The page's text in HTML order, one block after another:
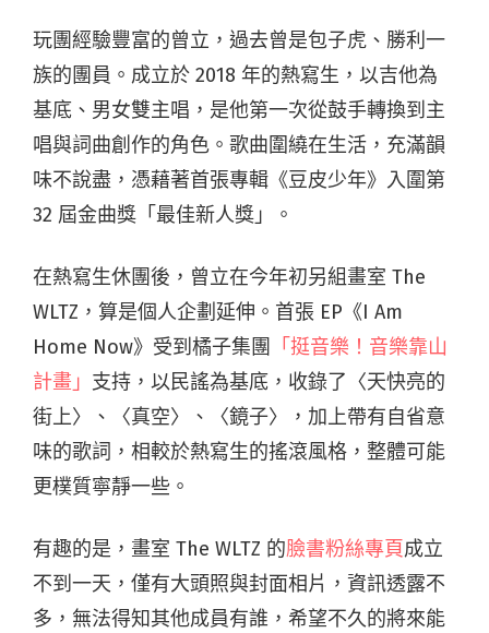
玩團經驗豐富的曾立，過去曾是包子虎、勝利一
族的團員。成立於 2018 年的熱寫生，以吉他為
基底、男女雙主唱，是他第一次從鼓手轉換到主
唱與詞曲創作的角色。歌曲圍繞在生活，充滿韻
味不說盡，憑藉著首張專輯《豆皮少年》入圍第
32 屆金曲獎「最佳新人獎」。
在熱寫生休團後，曾立在今年初另組畫室 The
WLTZ，算是個人企劃延伸。首張 EP《I Am
Home Now》受到橘子集團
「挺音樂！音樂靠山
計畫」 支持，以民謠為基底，收錄了〈天快亮的
街上〉、〈真空〉、〈鏡子〉，加上帶有自省意
味的歌詞，相較於熱寫生的搖滾風格，整體可能
更樸質寧靜一些。
有趣的是，畫室 The WLTZ 的臉書粉絲專頁成立
不到一天，僅有大頭照與封面相片，資訊透露不
多，無法得知其他成員有誰，希望不久的將來能